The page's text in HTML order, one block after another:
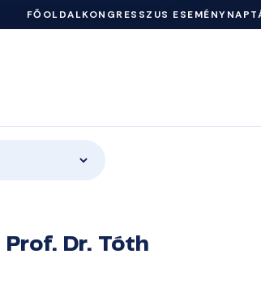
FŐOLDALKONGRESSZUS
Prof. Dr. Tóth